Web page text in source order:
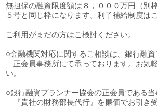
無担保の融資限度額は８，０００万円（別
５号と同じ枠になります。利子補給制度は
ご利用がまだの方はご検討ください。
○金融機関対応に関するご相談は、銀行融
正会員事務所にて承っております。お気
い。
○銀行融資プランナー協会の正会員である当
『貴社の財務部長代行』を廉価でお引き